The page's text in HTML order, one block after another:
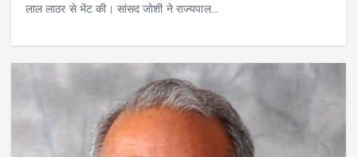
लाल लाठर से भेंट की। सांसद जोशी ने राज्यपाल…